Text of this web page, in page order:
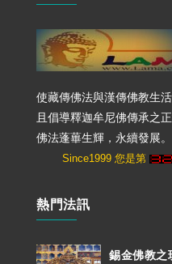
使藏傳佛法與漢傳佛教生
且倡導釋迦牟尼佛傳承之
佛法蓬蓽生輝，永續發展。
Since1999 您是第
熱門法訊
錫金佛教之